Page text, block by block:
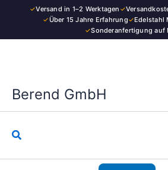
✓Versand in 1–2 Werktagen ✓
✓Über 15 Jahre Erfahrung✓Edelstahl
✓Sonderanfertigung auf
Berend GmbH
Suchen
Kategorie